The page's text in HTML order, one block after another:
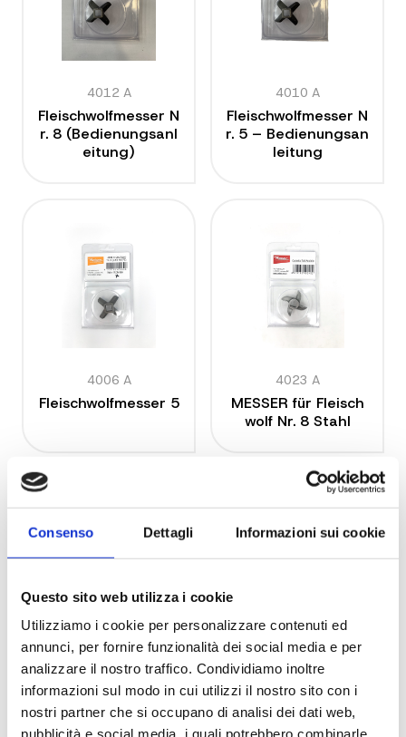
Consenso Dettagli Informazioni sui cookie
Questo sito web utilizza i cookie
Utilizziamo i cookie per personalizzare contenuti ed
annunci, per fornire funzionalità dei social media e per
analizzare il nostro traffico. Condividiamo inoltre
informazioni sul modo in cui utilizzi il nostro sito con i
nostri partner che si occupano di analisi dei dati web,
pubblicità e social media, i quali potrebbero combinarle
4012 A
Fleischwolfmesser N
r. 8 (Bedienungsanl
eitung)
4010 A
Fleischwolfmesser N
r. 5 – Bedienungsan
leitung
4006 A
Fleischwolfmesser 5
4023 A
MESSER für Fleisch
wolf Nr. 8 Stahl
4024 A
Fleischwolfmesser N
r. 5 aus Edelstahl Ai
si 420
4021 A
Manuelles Fleischwo
lfmesser Nr. 32